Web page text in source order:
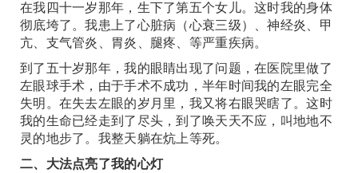
在我四十一岁那年，生下了第五个女儿。这时我的身体
彻底垮了。我患上了心脏病（心衰三级）、神经炎、甲
亢、支气管炎、胃炎、腿疼、等严重疾病。
到了五十岁那年，我的眼睛出现了问题，在医院里做了
左眼球手术，由于手术不成功，半年时间我的左眼完全
失明。在失去左眼的岁月里，我又将右眼哭瞎了。这时
我的生命已经走到了尽头，到了唤天天不应，叫地地不
灵的地步了。我整天躺在炕上等死。
二、大法点亮了我的心灯